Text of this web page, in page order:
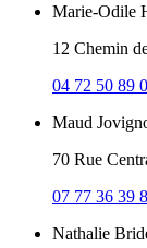
Marie-Odile
12 Chemin
04 72 50 89
Maud
70 Rue
07 77 36 39
Nathalie